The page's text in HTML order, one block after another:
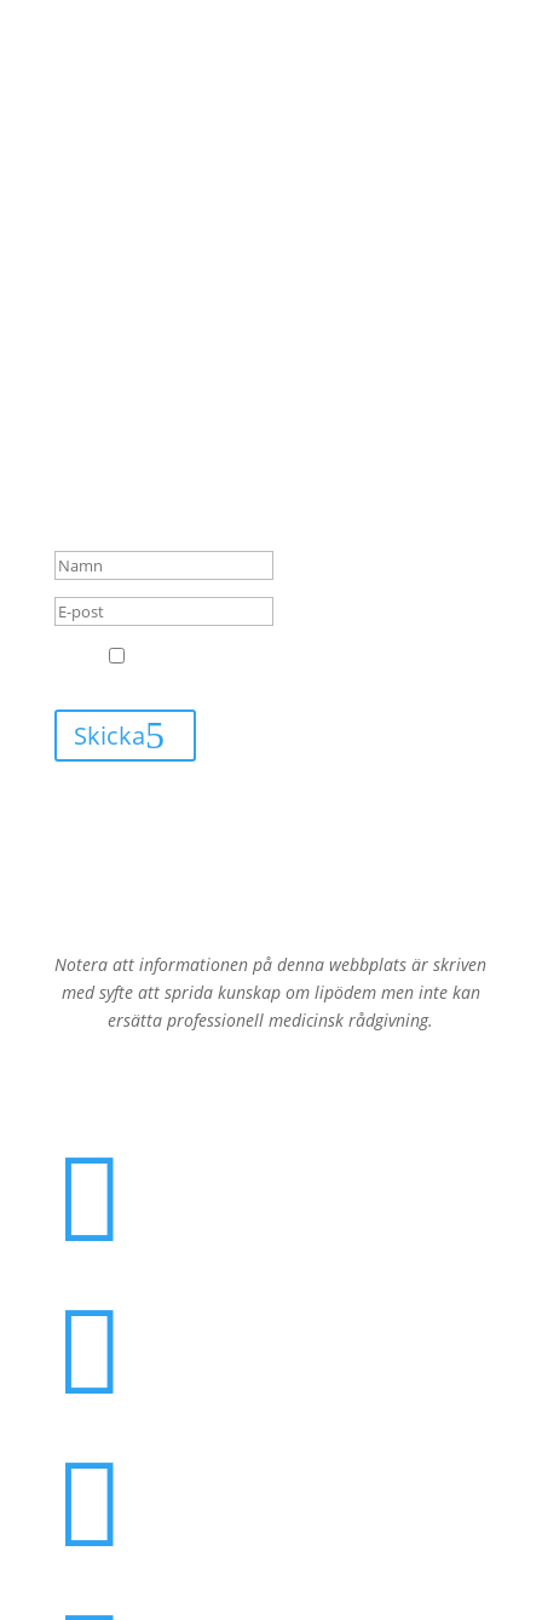
Skicka
Notera att informationen på denna webbplats är skriven
med syfte att sprida kunskap om lipödem men inte kan
ersätta professionell medicinsk rådgivning.


